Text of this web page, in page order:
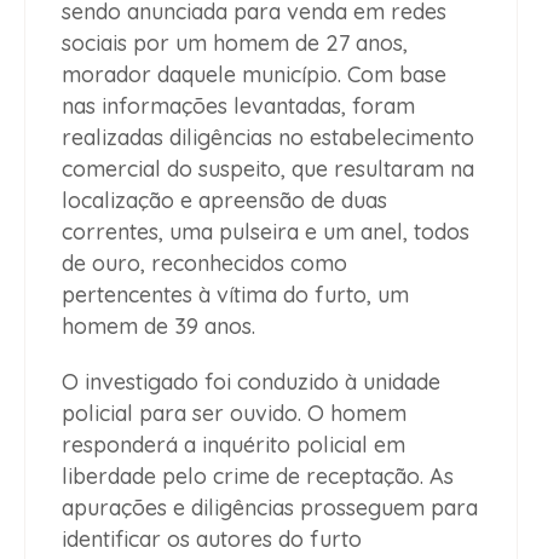
sendo anunciada para venda em redes
sociais por um homem de 27 anos,
morador daquele município. Com base
nas informações levantadas, foram
realizadas diligências no estabelecimento
comercial do suspeito, que resultaram na
localização e apreensão de duas
correntes, uma pulseira e um anel, todos
de ouro, reconhecidos como
pertencentes à vítima do furto, um
homem de 39 anos.
O investigado foi conduzido à unidade
policial para ser ouvido. O homem
responderá a inquérito policial em
liberdade pelo crime de receptação. As
apurações e diligências prosseguem para
identificar os autores do furto